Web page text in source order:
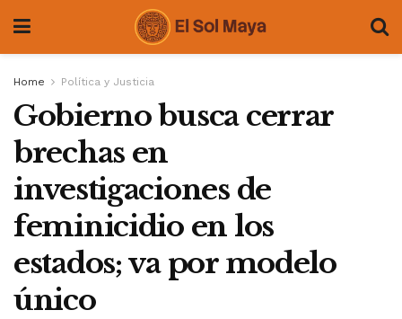
Home Política y Justicia
Gobierno busca cerrar
brechas en
investigaciones de
feminicidio en los
estados; va por modelo
único